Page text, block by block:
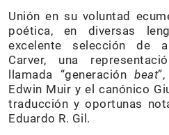
Unión en su voluntad
poética, en diversas
excelente selección de
Carver, una
llamada “generaciónbeat
Edwin Muir y el canónico
traducción y oportunas
Eduardo R. Gil.